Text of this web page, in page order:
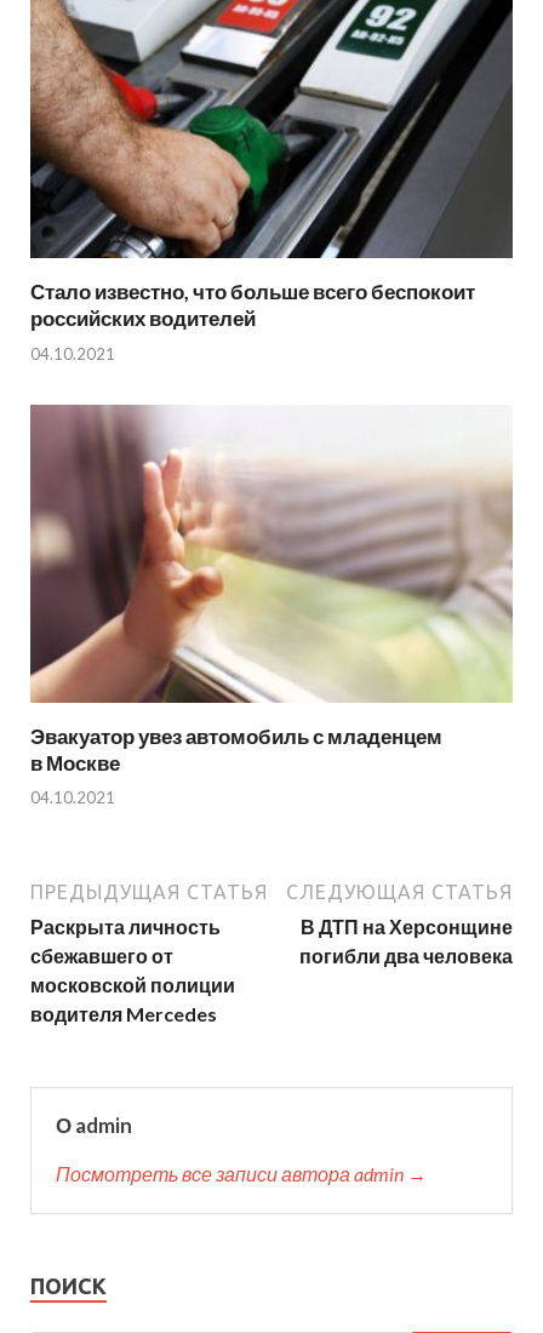
Стало известно, что больше всего беспокоит
российских водителей
04.10.2021
Эвакуатор увез автомобиль с младенцем
в Москве
04.10.2021
ПРЕДЫДУЩАЯ СТАТЬЯ
Раскрыта личность
сбежавшего от
московской полиции
водителя Mercedes
СЛЕДУЮЩАЯ СТАТЬЯ
В ДТП на Херсонщине
погибли два человека
О admin
Посмотреть все записи автора admin →
ПОИСК